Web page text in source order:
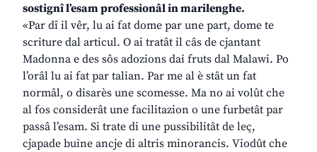
sostignî l’esam professionâl in marilenghe.
«Par dî il vêr, lu ai fat dome par une part, dome te
scriture dal articul. O ai tratât il câs de cjantant
Madonna e des sôs adozions dai fruts dal Malawi. Po
l’orâl lu ai fat par talian. Par me al è stât un fat
normâl, o disarès une scomesse. Ma no ai volût che
al fos considerât une facilitazion o une furbetât par
passâ l’esam. Si trate di une pussibilitât de leç,
cjapade buine ancje di altris minorancis. Viodût che